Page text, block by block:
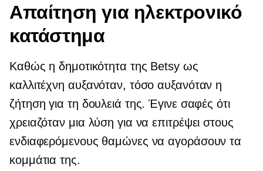
Απαίτηση για ηλεκτρονικό
κατάστημα
Καθώς η δημοτικότητα της Betsy ως
καλλιτέχνη αυξανόταν, τόσο αυξανόταν η
ζήτηση για τη δουλειά της. Έγινε σαφές ότι
χρειαζόταν μια λύση για να επιτρέψει στους
ενδιαφερόμενους θαμώνες να αγοράσουν τα
κομμάτια της.